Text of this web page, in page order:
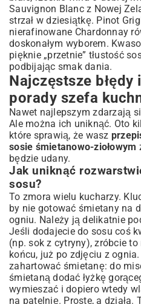
Sauvignon Blanc z Nowej
strzał w dziesiątkę. Pinot
nierafinowane Chardonnay
doskonałym wyborem.
pięknie „przetnie” tłustość
podbijając smak dania.
Najczęstsze błędy i
porady szefa
Nawet najlepszym zdarzają
Ale można ich uniknąć. Oto
które sprawią, że wasz
sosie śmietanowo-ziołowym
będzie udany.
Jak uniknąć
sosu?
To zmora wielu kucharzy.
by nie gotować śmietany na
ogniu. Należy ją delikatnie
Jeśli dodajecie do sosu coś
(np. sok z cytryny), zróbcie to
końcu, już po zdjęciu z
zahartować śmietanę: do
śmietaną dodać łyżkę
wymieszać i dopiero wtedy
na patelnię. Proste, a działa.